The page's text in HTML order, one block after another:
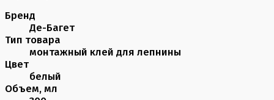
Бренд
Де-Багет
Тип товара
монтажный клей для лепнины
Цвет
белый
Объем, мл